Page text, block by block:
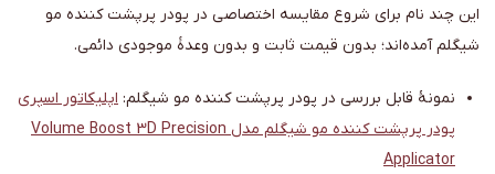
این چند نام برای شروع مقایسه اختصاصی در پودر پرپشت کننده مو
شیگلم آمده‌اند؛ بدون قیمت ثابت و بدون وعدهٔ موجودی دائمی.
نمونهٔ قابل بررسی در پودر پرپشت کننده مو شیگلم: اپلیکاتور اسپری
پودر پرپشت کننده مو شیگلم مدل Volume Boost 3D Precision
Applicator